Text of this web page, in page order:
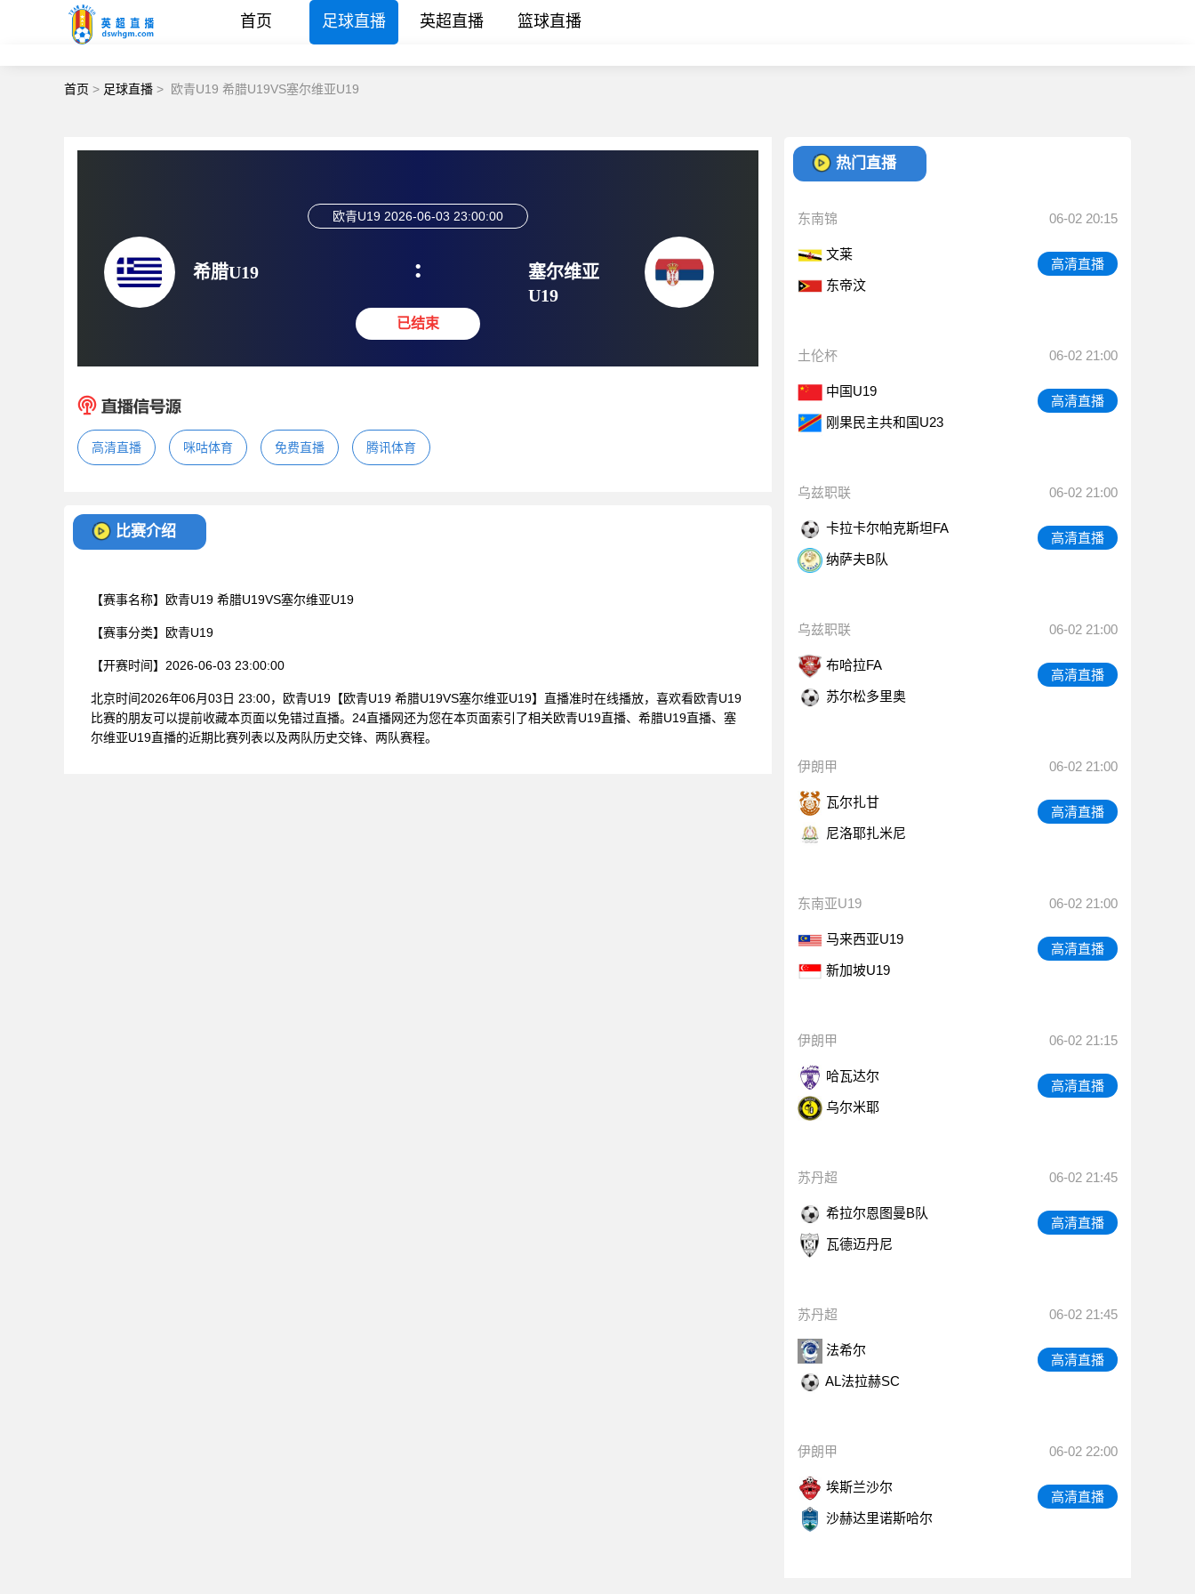
首页 足球直播 英超直播 篮球直播
首页 > 足球直播 > 欧青U19 希腊U19VS塞尔维亚U19
希腊U19
欧青U19 2026-06-03 23:00:00
:
已结束
塞尔维亚
U19
高清直播 咪咕体育 免费直播 腾讯体育
比赛介绍
【赛事名称】 欧青U19 希腊U19VS塞尔维亚U19
【赛事分类】 欧青U19
【开赛时间】 2026-06-03 23:00:00
北京时间2026年06月03日 23:00，欧青U19【欧青U19 希腊U19VS塞尔维亚U19】直播准时在线播放，喜欢看欧青U19
比赛的朋友可以提前收藏本页面以免错过直播。24直播网还为您在本页面索引了相关欧青U19直播、希腊U19直播、塞
尔维亚U19直播的近期比赛列表以及两队历史交锋、两队赛程。
热门直播
东南锦 06-02 20:15
文莱
东帝汶
高清直播
土伦杯 06-02 21:00
中国U19
刚果民主共和国U23
高清直播
乌兹职联 06-02 21:00
卡拉卡尔帕克斯坦FA
纳萨夫B队
高清直播
乌兹职联 06-02 21:00
布哈拉FA
苏尔松多里奥
高清直播
伊朗甲 06-02 21:00
瓦尔扎甘
尼洛耶扎米尼
高清直播
东南亚U19 06-02 21:00
马来西亚U19
新加坡U19
高清直播
伊朗甲 06-02 21:15
哈瓦达尔
乌尔米耶
高清直播
苏丹超 06-02 21:45
希拉尔恩图曼B队
瓦德迈丹尼
高清直播
苏丹超 06-02 21:45
法希尔
AL法拉赫SC
高清直播
伊朗甲 06-02 22:00
埃斯兰沙尔
沙赫达里诺斯哈尔
高清直播